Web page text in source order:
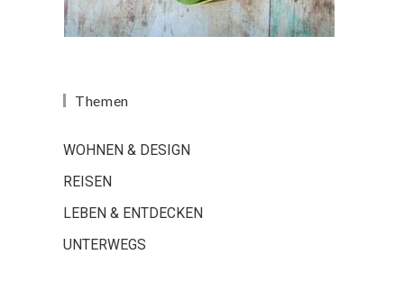
Themen
WOHNEN & DESIGN
REISEN
LEBEN & ENTDECKEN
UNTERWEGS